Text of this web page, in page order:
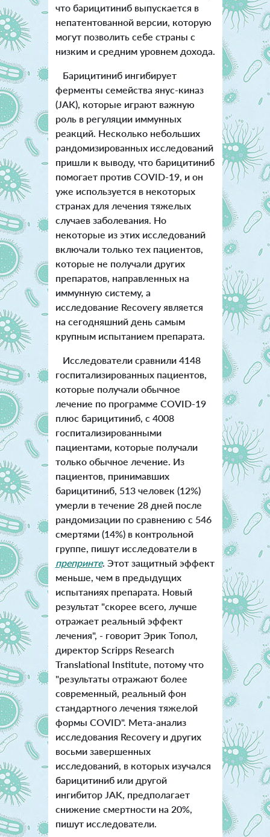
что барицитиниб выпускается в
непатентованной версии, которую
могут позволить себе страны с
низким и средним уровнем дохода.
Барицитиниб ингибирует
ферменты семейства янус-киназ
(JAK), которые играют важную
роль в регуляции иммунных
реакций. Несколько небольших
рандомизированных исследований
пришли к выводу, что барицитиниб
помогает против COVID-19, и он
уже используется в некоторых
странах для лечения тяжелых
случаев заболевания. Но
некоторые из этих исследований
включали только тех пациентов,
которые не получали других
препаратов, направленных на
иммунную систему, а
исследование Recovery является
на сегодняшний день самым
крупным испытанием препарата.
Исследователи сравнили 4148
госпитализированных пациентов,
которые получали обычное
лечение по программе COVID-19
плюс барицитиниб, с 4008
госпитализированными
пациентами, которые получали
только обычное лечение. Из
пациентов, принимавших
барицитиниб, 513 человек (12%)
умерли в течение 28 дней после
рандомизации по сравнению с 546
смертями (14%) в контрольной
группе, пишут исследователи в
препринте. Этот защитный эффект
меньше, чем в предыдущих
испытаниях препарата. Новый
результат "скорее всего, лучше
отражает реальный эффект
лечения", - говорит Эрик Топол,
директор Scripps Research
Translational Institute, потому что
"результаты отражают более
современный, реальный фон
стандартного лечения тяжелой
формы COVID". Мета-анализ
исследования Recovery и других
восьми завершенных
исследований, в которых изучался
барицитиниб или другой
ингибитор JAK, предполагает
снижение смертности на 20%,
пишут исследователи.